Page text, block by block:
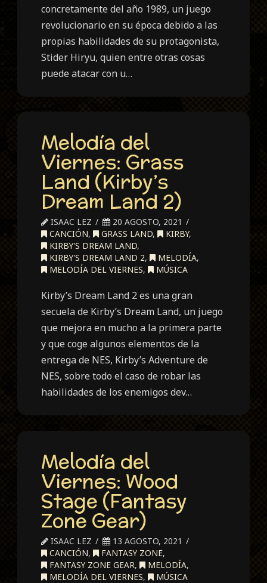
concretamente del año 1989, un juego
revolucionario en su época debido a las
propias habilidades de su protagonista,
Stider Hiryu, quien entre otras cosas
puede atacar con u…
Melodía del
Viernes: Grass
Land (Kirby’s
Dream Land 2)
ISAAC LEZ
20 AGOSTO, 2021
CANCIÓN, GRASS LAND, KIRBY,
KIRBY'S DREAM LAND,
KIRBY'S DREAM LAND 2, MELODÍA,
MELODÍA DEL VIERNES, MÚSICA
Kirby’s Dream Land 2 es una gran
secuela de Kirby’s Dream Land, un juego
que mejora en mucho a la primera parte
y que coge algunos elementos de la
entrega de NES, Kirby’s Adventure de
NES, sobre todo el caso de robar las
habilidades de los enemigos dev…
Melodía del
Viernes: Wood
Stage (Fantasy
Zone Gear)
ISAAC LEZ
13 AGOSTO, 2021
CANCIÓN, FANTASY ZONE,
FANTASY ZONE GEAR, MELODÍA,
MELODÍA DEL VIERNES, MÚSICA